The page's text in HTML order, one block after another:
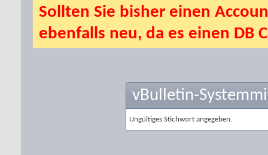
Sollten Sie bisher einen
ebenfalls neu, da es einen DB
vBulletin-
Ungültiges Stichwort angegeben.